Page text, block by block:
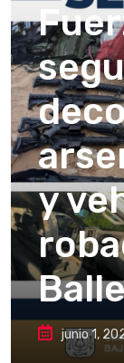
y
junio 1,